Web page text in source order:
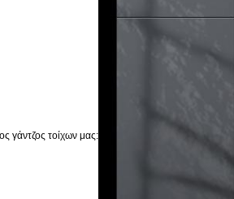
γάντζος τοίχων μας: